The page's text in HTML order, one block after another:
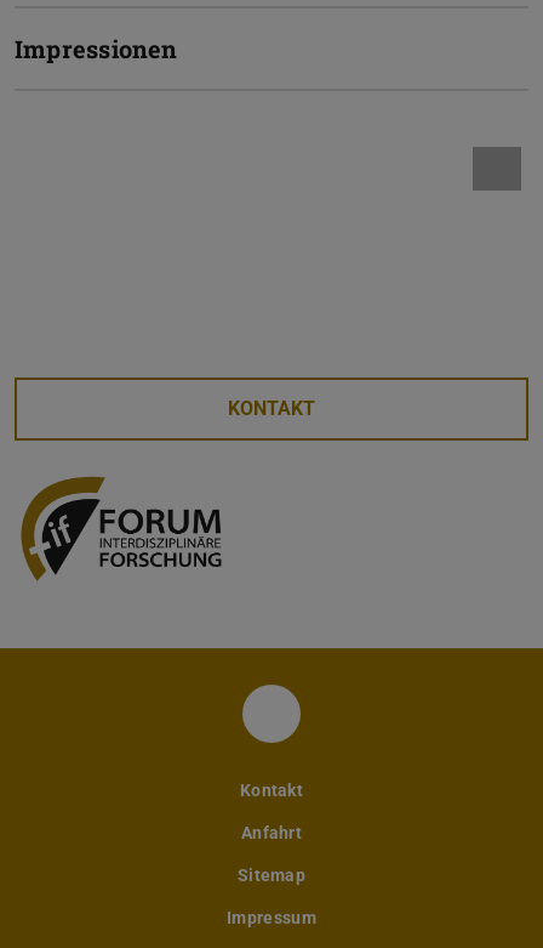
Impressionen
KONTAKT
Instagram-Account des
Kontakt
Anfahrt
Sitemap
Impressum